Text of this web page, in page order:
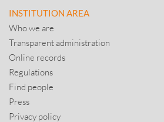
INSTITUTION AREA
Who we are
Transparent administration
Online records
Regulations
Find people
Press
Privacy policy